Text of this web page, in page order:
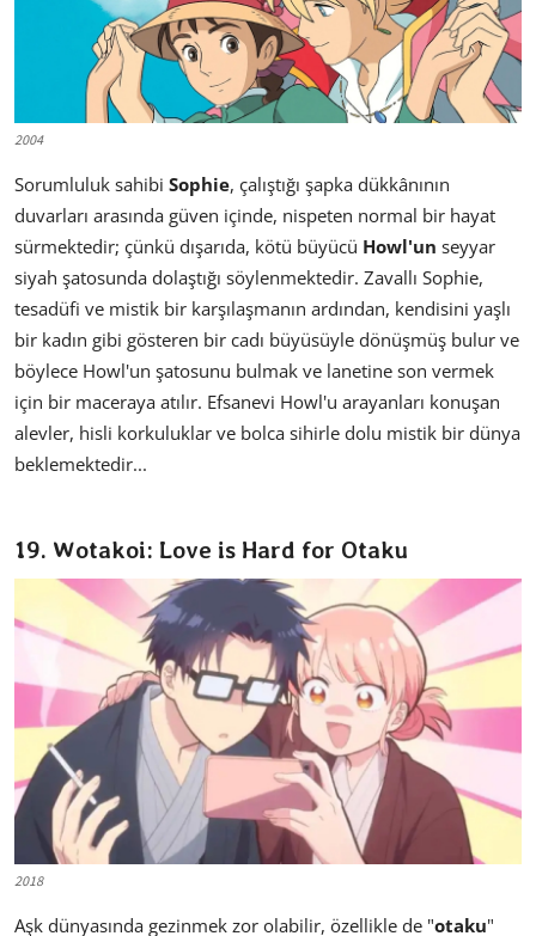
2004
Sorumluluk sahibi Sophie, çalıştığı şapka dükkânının
duvarları arasında güven içinde, nispeten normal bir hayat
sürmektedir; çünkü dışarıda, kötü büyücü Howl'un seyyar
siyah şatosunda dolaştığı söylenmektedir. Zavallı Sophie,
tesadüfi ve mistik bir karşılaşmanın ardından, kendisini yaşlı
bir kadın gibi gösteren bir cadı büyüsüyle dönüşmüş bulur ve
böylece Howl'un şatosunu bulmak ve lanetine son vermek
için bir maceraya atılır. Efsanevi Howl'u arayanları konuşan
alevler, hisli korkuluklar ve bolca sihirle dolu mistik bir dünya
beklemektedir...
19. Wotakoi: Love is Hard for Otaku
2018
Aşk dünyasında gezinmek zor olabilir, özellikle de "otaku"